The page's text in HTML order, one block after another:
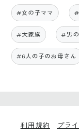
#女の子ママ #
#大家族 #男
#6人の子のお母さん
利用規約 プラ